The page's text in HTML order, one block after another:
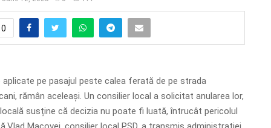
0
pe pasajul peste calea ferată de pe strada
rămân aceleași. Un consilier local a solicitat anularea lor,
susține că decizia nu poate fi luată, întrucât pericolul